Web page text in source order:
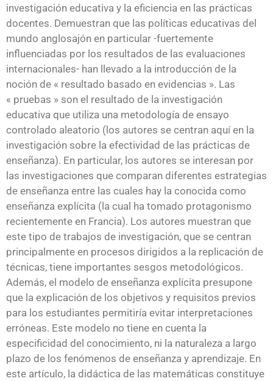
investigación educativa y la eficiencia en las prácticas
docentes. Demuestran que las políticas educativas del
mundo anglosajón en particular -fuertemente
influenciadas por los resultados de las evaluaciones
internacionales- han llevado a la introducción de la
noción de « resultado basado en evidencias ». Las
« pruebas » son el resultado de la investigación
educativa que utiliza una metodología de ensayo
controlado aleatorio (los autores se centran aquí en la
investigación sobre la efectividad de las prácticas de
enseñanza). En particular, los autores se interesan por
las investigaciones que comparan diferentes estrategias
de enseñanza entre las cuales hay la conocida como
enseñanza explícita (la cual ha tomado protagonismo
recientemente en Francia). Los autores muestran que
este tipo de trabajos de investigación, que se centran
principalmente en procesos dirigidos a la replicación de
técnicas, tiene importantes sesgos metodológicos.
Además, el modelo de enseñanza explícita presupone
que la explicación de los objetivos y requisitos previos
para los estudiantes permitiría evitar interpretaciones
erróneas. Este modelo no tiene en cuenta la
especificidad del conocimiento, ni la naturaleza a largo
plazo de los fenómenos de enseñanza y aprendizaje. En
este artículo, la didáctica de las matemáticas constituye